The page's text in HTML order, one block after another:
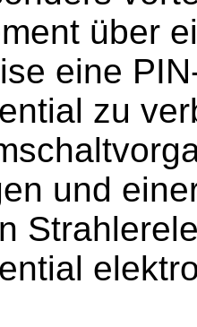
über
eine
zu
und